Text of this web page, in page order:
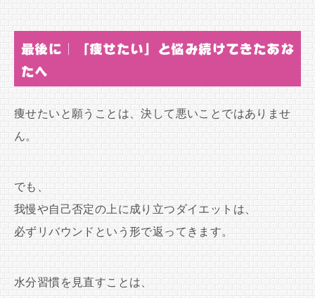
最後に｜「痩せたい」と悩み続けてきたあな
たへ
痩せたいと願うことは、決して悪いことではありませ
ん。
でも、
我慢や自己否定の上に成り立つダイエットは、
必ずリバウンドという形で返ってきます。
水分習慣を見直すことは、